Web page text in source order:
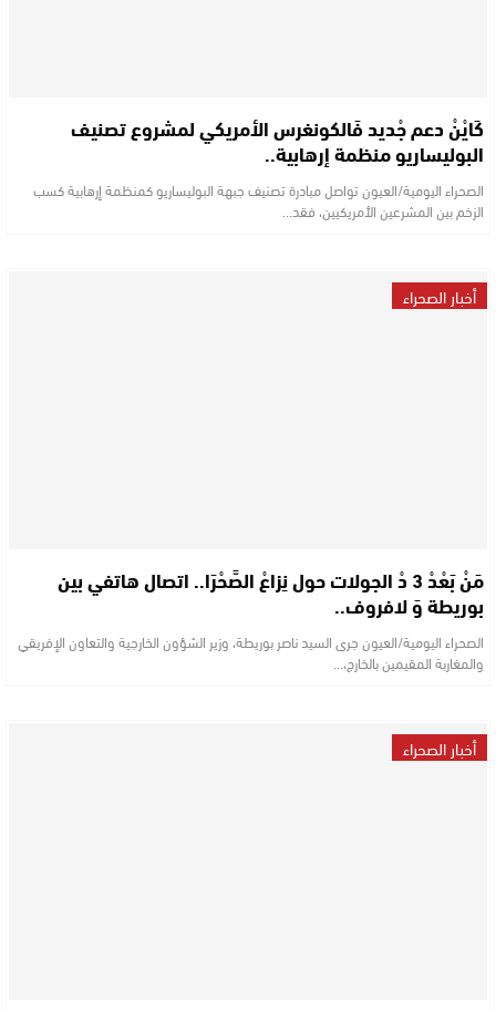
كَايْنْ دعم جْديد فَالكونغرس الأمريكي لمشروع تصنيف
البوليساريو منظمة إرهابية..
الصحراء اليومية/العيون تواصل مبادرة تصنيف جبهة البوليساريو كمنظمة إرهابية كسب
الزخم بين المشرعين الأمريكيين، فقد…
أخبار الصحراء
مَنْ بَعْدْ 3 دْ الجولات حول نِزاعْ الصَّحْرَا.. اتصال هاتفي بين
بوريطة وَ لافروف..
الصحراء اليومية/العيون جرى السيد ناصر بوريطة، وزير الشؤون الخارجية والتعاون الإفريقي
والمغاربة المقيمين بالخارج،…
أخبار الصحراء